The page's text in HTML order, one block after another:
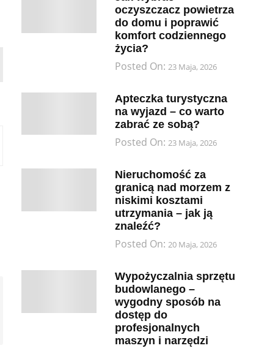
oczyszczacz powietrza
do domu i poprawić
komfort codziennego
życia?
Posted On:23 Maja, 2026
Apteczka turystyczna
na wyjazd – co warto
zabrać ze sobą?
Posted On:23 Maja, 2026
Nieruchomość za
granicą nad morzem z
niskimi kosztami
utrzymania – jak ją
znaleźć?
Posted On:20 Maja, 2026
Wypożyczalnia sprzętu
budowlanego –
wygodny sposób na
dostęp do
profesjonalnych
maszyn i narzędzi